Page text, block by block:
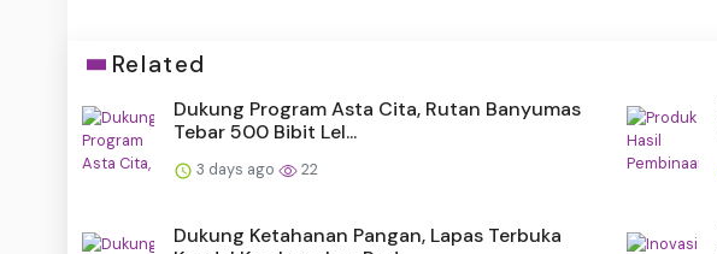
Related
Dukung Program Asta Cita, Rutan Banyumas
Tebar 500 Bibit Lel...
3 days ago 22
Dukung Ketahanan Pangan, Lapas Terbuka